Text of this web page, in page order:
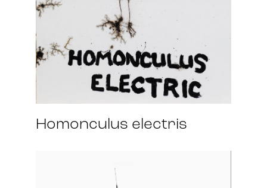
Homonculus electris